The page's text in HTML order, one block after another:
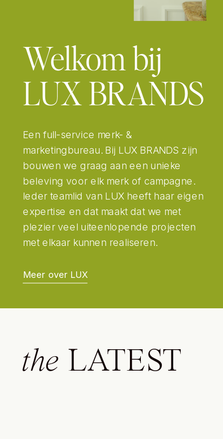
Welkom bij
LUX BRANDS
Een full-service merk- &
marketingbureau. Bij LUX BRANDS zijn
bouwen we graag aan een unieke
beleving voor elk merk of campagne.
Ieder teamlid van LUX heeft haar eigen
expertise en dat maakt dat we met
plezier veel uiteenlopende projecten
met elkaar kunnen realiseren.
Meer over LUX
the LATEST